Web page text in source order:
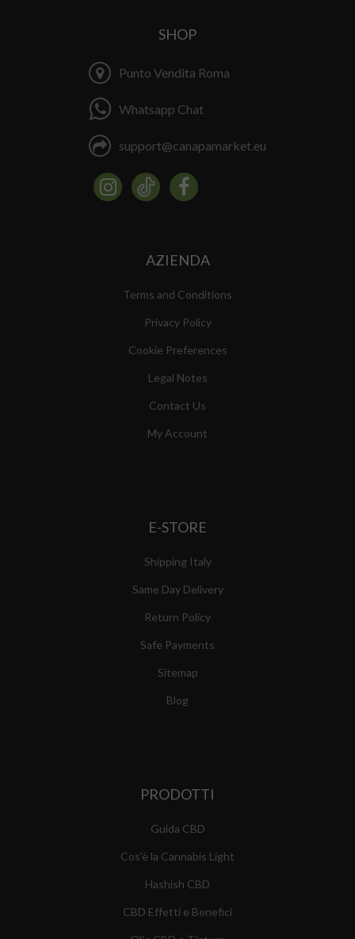
SHOP
Punto Vendita Roma
Whatsapp Chat
support@canapamarket.eu
AZIENDA
Terms and Conditions
Privacy Policy
Cookie Preferences
Legal Notes
Contact Us
My Account
E-STORE
Shipping Italy
Same Day Delivery
Return Policy
Safe Payments
Sitemap
Blog
PRODOTTI
Guida CBD
Cos'è la Cannabis Light
Hashish CBD
CBD Effetti e Benefici